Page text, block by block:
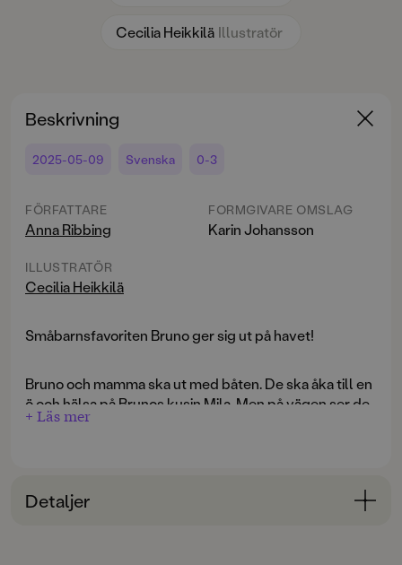
Cecilia Heikkilä Illustratör
Beskrivning
2025-05-09 Svenska 0-3
FÖRFATTARE
Anna Ribbing
ILLUSTRATÖR
Cecilia Heikkilä
FORMGIVARE OMSLAG
Karin Johansson
Småbarnsfavoriten Bruno ger sig ut på havet!
Bruno och mamma ska ut med båten. De ska åka till en
ö och hälsa på Brunos kusin Mila. Men på vägen ser de
något som guppar på vågorna. En boll! Vems kan det
Anna Ribbing och Cecilia Heikkilä skapar
vardagsdramatik för de yngsta. Böckerna om Bruno är
+ Läs mer
Detaljer